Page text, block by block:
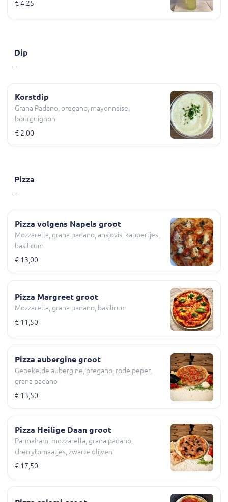
€ 4,25
Dip
-
Korstdip
Grana Padano, oregano, mayonnaise,
bourguignon
€ 2,00
Pizza
-
Pizza volgens Napels groot
Mozzarella, grana padano, ansjovis, kappertjes,
basilicum
€ 13,00
Pizza Margreet groot
Mozzarella, grana padano, basilicum
€ 11,50
Pizza aubergine groot
Gepekelde aubergine, oregano, rode peper,
grana padano
€ 13,50
Pizza Heilige Daan groot
Parmaham, mozzarella, grana padano,
cherrytomaatjes, zwarte olijven
€ 17,50